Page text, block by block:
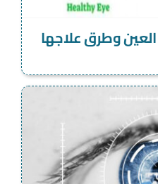
وطرق علاجها